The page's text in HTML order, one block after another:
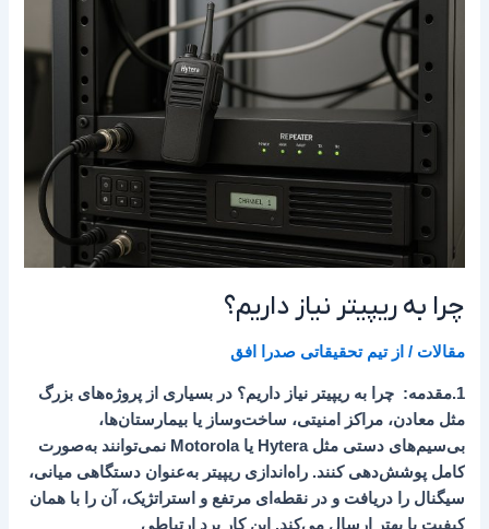
چرا به ریپیتر نیاز داریم؟
مقالات / از تیم تحقیقاتی صدرا افق
1.مقدمه: چرا به ریپیتر نیاز داریم؟ در بسیاری از پروژه‌های بزرگ
مثل معادن، مراکز امنیتی، ساخت‌وساز یا بیمارستان‌ها،
بی‌سیم‌های دستی مثل Hytera یا Motorola نمی‌توانند به‌صورت
کامل پوشش‌دهی کنند. راه‌اندازی ریپیتر به‌عنوان دستگاهی میانی،
سیگنال را دریافت و در نقطه‌ای مرتفع و استراتژیک، آن را با همان
کیفیت یا بهتر ارسال می‌کند. این کار برد ارتباطی
داریم؟